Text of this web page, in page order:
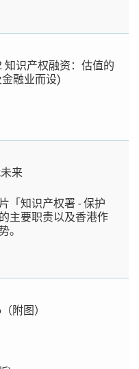
知识产权融资：估值的
融业而设)
来
「知识产权署 - 保护
主要职责以及香港作
。
附图）